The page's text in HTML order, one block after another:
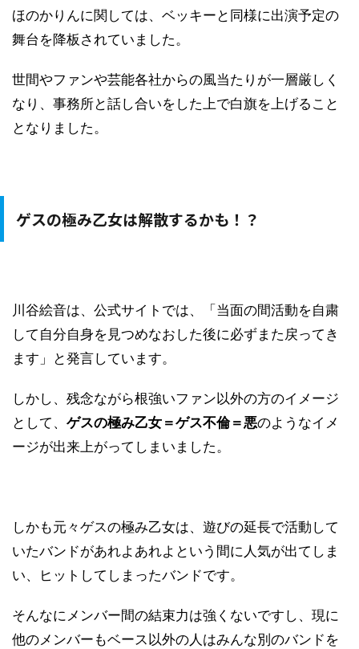
ほのかりんに関しては、ベッキーと同様に出演予定の
舞台を降板されていました。
世間やファンや芸能各社からの風当たりが一層厳しく
なり、事務所と話し合いをした上で白旗を上げること
となりました。
ゲスの極み乙女は解散するかも！？
川谷絵音は、公式サイトでは、「当面の間活動を自粛
して自分自身を見つめなおした後に必ずまた戻ってき
ます」と発言しています。
しかし、残念ながら根強いファン以外の方のイメージ
として、 ゲスの極み乙女＝ゲス不倫＝悪のようなイメ
ージが出来上がってしまいました。
しかも元々ゲスの極み乙女は、遊びの延長で活動して
いたバンドがあれよあれよという間に人気が出てしま
い、ヒットしてしまったバンドです。
そんなにメンバー間の結束力は強くないですし、現に
他のメンバーもベース以外の人はみんな別のバンドを